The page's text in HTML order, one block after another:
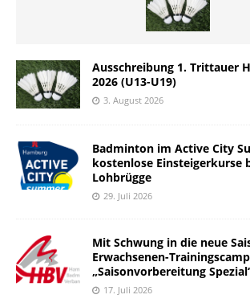
Ausschreibung 1. Trittauer
2026 (U13-U19)
3. August 2026
Badminton im Active City
kostenlose Einsteigerkurse
Lohbrügge
29. Juli 2026
Mit Schwung in die neue
Erwachsenen-Trainingscamp
„Saisonvorbereitung
17. Juli 2026